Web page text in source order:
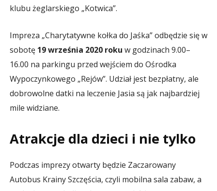
klubu żeglarskiego „Kotwica”.
Impreza „Charytatywne kołka do Jaśka” odbędzie się w
sobotę 19 września 2020 roku w godzinach 9.00–
16.00 na parkingu przed wejściem do Ośrodka
Wypoczynkowego „Rejów”. Udział jest bezpłatny, ale
dobrowolne datki na leczenie Jasia są jak najbardziej
mile widziane.
Atrakcje dla dzieci i nie tylko
Podczas imprezy otwarty będzie Zaczarowany
Autobus Krainy Szczęścia, czyli mobilna sala zabaw, a